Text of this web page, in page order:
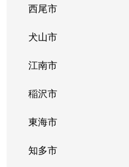
西尾市
犬山市
江南市
稲沢市
東海市
知多市